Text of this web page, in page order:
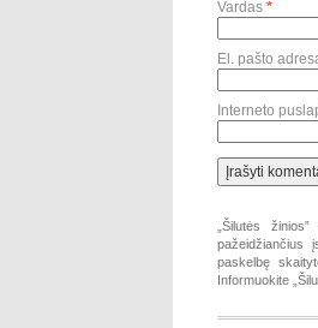
Vardas *
El. pašto
Interneto
„Šilutės
pažeidžiančius
paskelbę
Informuokite